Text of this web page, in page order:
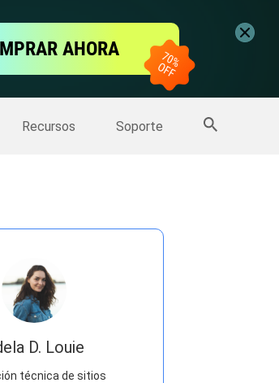
AHORA
Recursos Soporte
Más productos
D. Louie
técnica de sitios